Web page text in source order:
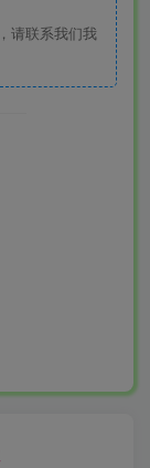
请联系我们我